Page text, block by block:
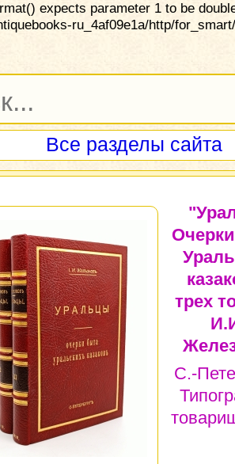
expects parameter 1 to be
ru_4af09e1a/http/
Все разделы сайта
трех
С.-